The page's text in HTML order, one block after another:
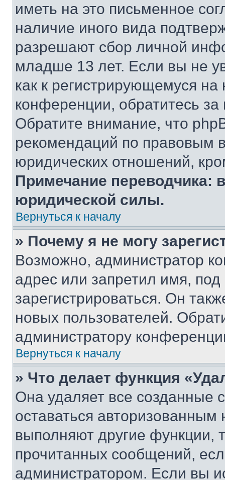
иметь на это письменное
наличие иного вида
разрешают сбор личной
младше 13 лет. Если вы не
как к регистрирующемуся
конференции, обратитесь
Обратите внимание, что
рекомендаций по правовым
юридических отношений,
Примечание переводчика:
юридической силы.
Вернуться к началу
» Почему я не могу
Возможно, администратор
адрес или запретил имя,
зарегистрироваться. Он
новых пользователей.
администратору
Вернуться к началу
» Что делает функция
Она удаляет все созданные
оставаться
выполняют другие функции,
прочитанных сообщений,
администратором. Если вы